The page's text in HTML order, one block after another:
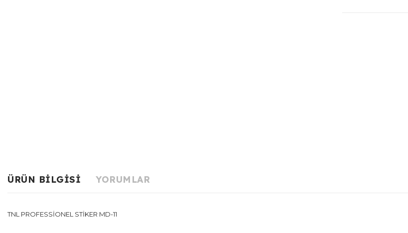
ÜRÜN BILGISI YORUMLAR
TNL PROFESSİONEL STİKER MD-11